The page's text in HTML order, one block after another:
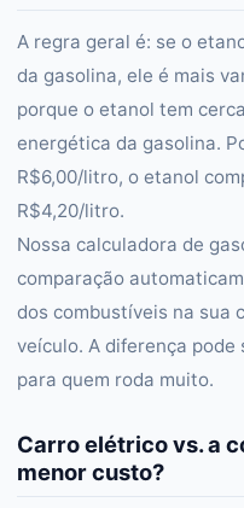
A regra geral é: se o
da gasolina, ele é mais
porque o etanol tem
energética da gasolina.
R$6,00/litro, o etanol
R$4,20/litro.
Nossa calculadora de
comparação
dos combustíveis na sua
veículo. A diferença pode
para quem roda muito.
Carro elétrico vs. a
menor custo?